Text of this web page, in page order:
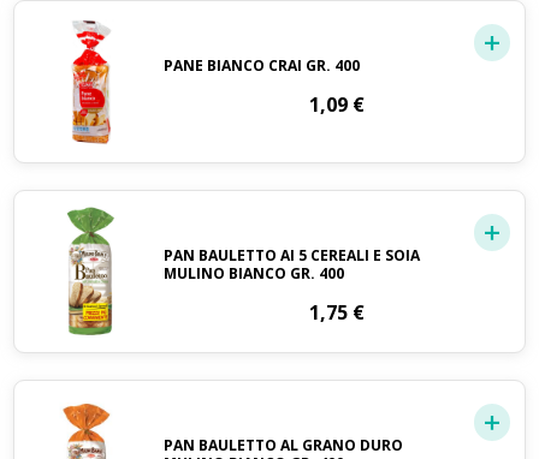
PANE BIANCO CRAI GR. 400
1,09 €
PAN BAULETTO AI 5 CEREALI E SOIA
MULINO BIANCO GR. 400
1,75 €
PAN BAULETTO AL GRANO DURO